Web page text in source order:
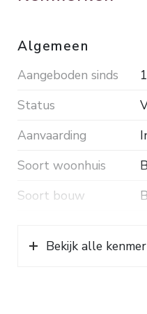
Algemeen
Aangeboden sinds
Status
Aanvaarding
Soort woonhuis
Soort bouw
Soort dak
Bekijk alle